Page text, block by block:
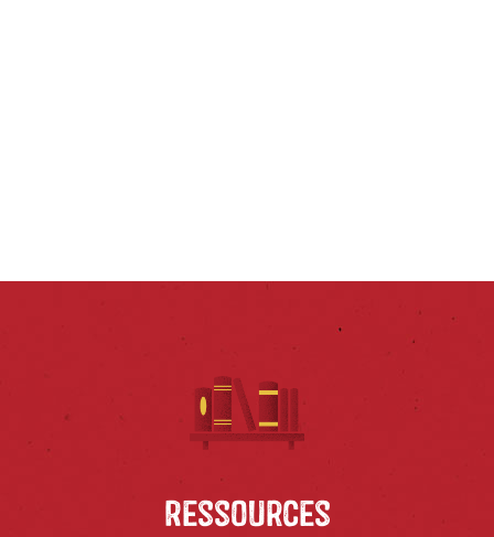
Ressources